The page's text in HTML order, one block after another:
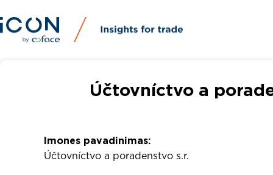
Účtovníctvo a
Imones pavadinimas:
Účtovníctvo a poradenstvo s.r.